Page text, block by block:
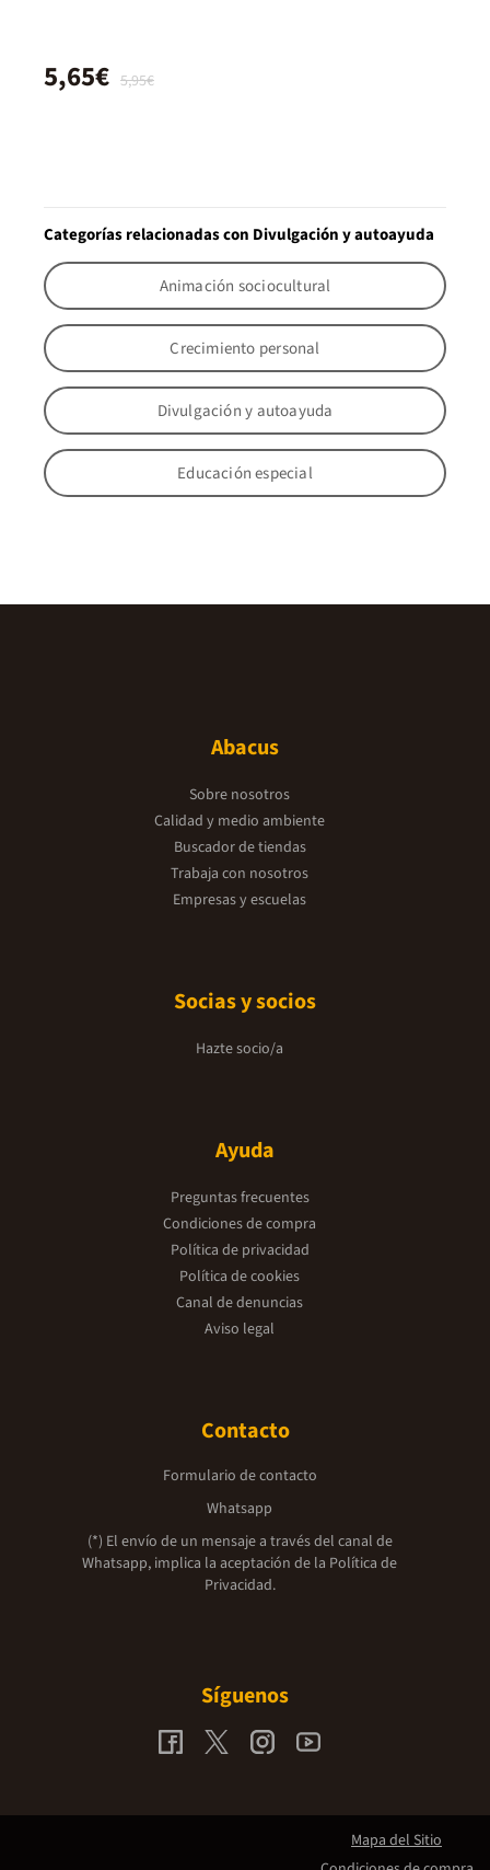
5,95€
5,65€
Categorías relacionadas con Divulgación y autoayuda
Animación sociocultural
Crecimiento personal
Divulgación y autoayuda
Educación especial
Abacus
Sobre nosotros
Calidad y medio ambiente
Buscador de tiendas
Trabaja con nosotros
Empresas y escuelas
Socias y socios
Hazte socio/a
Ayuda
Preguntas frecuentes
Condiciones de compra
Política de privacidad
Política de cookies
Canal de denuncias
Aviso legal
Contacto
Formulario de contacto
Whatsapp
(*) El envío de un mensaje a través del canal de
Whatsapp, implica la aceptación de la Política de
Privacidad.
Síguenos
Mapa del Sitio